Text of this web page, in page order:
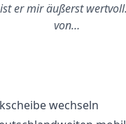
er mir äußerst
von…
wechseln